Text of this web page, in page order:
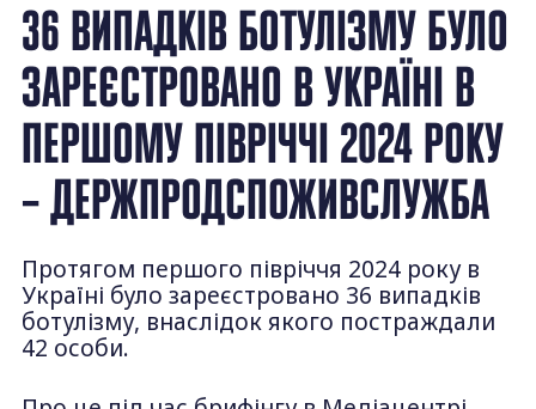
36 ВИПАДКІВ БОТУЛІЗМУ БУЛО
ЗАРЕЄСТРОВАНО В УКРАЇНІ В
ПЕРШОМУ ПІВРІЧЧІ 2024 РОКУ
– ДЕРЖПРОДСПОЖИВСЛУЖБА
Протягом першого півріччя 2024 року в
Україні було зареєстровано 36 випадків
ботулізму, внаслідок якого постраждали
42 особи.